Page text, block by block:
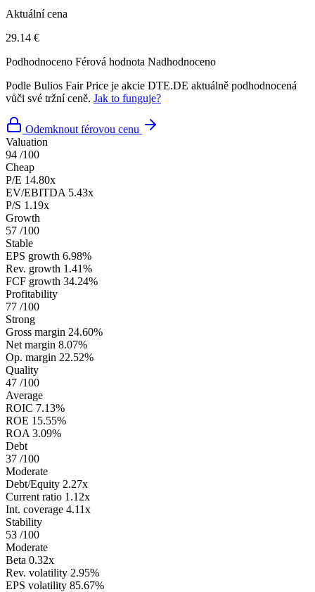
Aktuální cena
29.14 €
Podhodnoceno Férová hodnota Nadhodnoceno
Podle Bulios Fair Price je akcie DTE.DE aktuálně podhodnocená
vůči své tržní ceně. Jak to funguje?
Odemknout férovou cenu
Valuation
94 /100
Cheap
P/E 14.80x
EV/EBITDA 5.43x
P/S 1.19x
Growth
57 /100
Stable
EPS growth 6.98%
Rev. growth 1.41%
FCF growth 34.24%
Profitability
77 /100
Strong
Gross margin 24.60%
Net margin 8.07%
Op. margin 22.52%
Quality
47 /100
Average
ROIC 7.13%
ROE 15.55%
ROA 3.09%
Debt
37 /100
Moderate
Debt/Equity 2.27x
Current ratio 1.12x
Int. coverage 4.11x
Stability
53 /100
Moderate
Beta 0.32x
Rev. volatility 2.95%
EPS volatility 85.67%